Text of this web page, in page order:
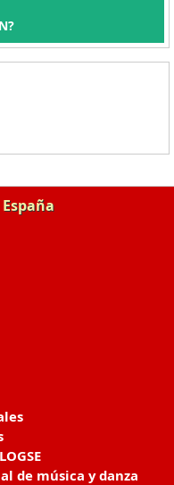
de música y danza